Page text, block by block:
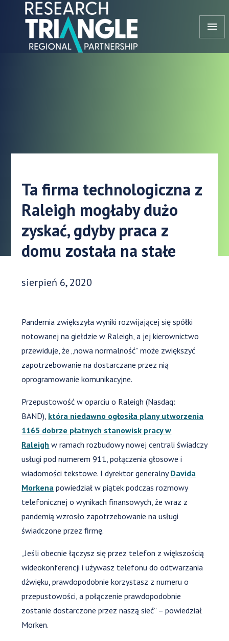
Przejdź do treści
menu
Ta firma technologiczna z
Raleigh mogłaby dużo
zyskać, gdyby praca z
domu została na stałe
Data opublikowania:
sierpień 6, 2020
Pandemia zwiększyła wyniki rozwijającej się spółki
notowanej na giełdzie w Raleigh, a jej kierownictwo
przewiduje, że „nowa normalność” może zwiększyć
zapotrzebowanie na dostarczane przez nią
oprogramowanie komunikacyjne.
Przepustowość w oparciu o Raleigh (Nasdaq:
BAND), która niedawno ogłosiła plany utworzenia
1165 dobrze płatnych stanowisk pracy w
Raleigh w ramach rozbudowy nowej centrali świadczy
usługi pod numerem 911, połączenia głosowe i
wiadomości tekstowe. I dyrektor generalnyDavida
Morkena powiedział w piątek podczas rozmowy
telefonicznej o wynikach finansowych, że wraz z
pandemią wzrosło zapotrzebowanie na usługi
świadczone przez firmę.
„Jeśli obecnie łączysz się przez telefon z większością
wideokonferencji i używasz telefonu do odtwarzania
dźwięku, prawdopodobnie korzystasz z numeru o
przepustowości, a połączenie prawdopodobnie
zostanie dostarczone przez naszą sieć” – powiedział
Morken.